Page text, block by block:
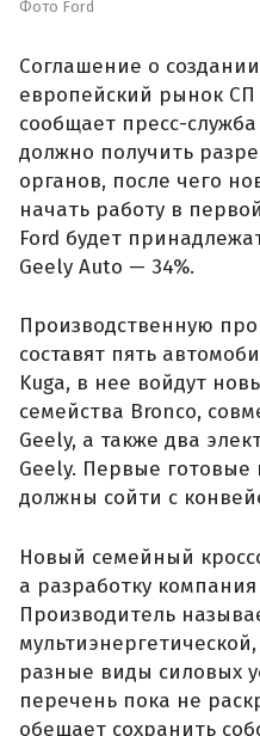
Фото Ford
Соглашение о
европейский рынок
сообщает пресс-
должно получить
органов, после чего
начать работу в
Ford будет
Geely Auto — 34%.
Производственную
составят пять
Kuga, в нее войдут
семейства Bronco,
Geely, а также два
Geely. Первые
должны сойти с
Новый семейный
а разработку
Производитель
разные виды силовых
перечень пока не
обещает сохранить